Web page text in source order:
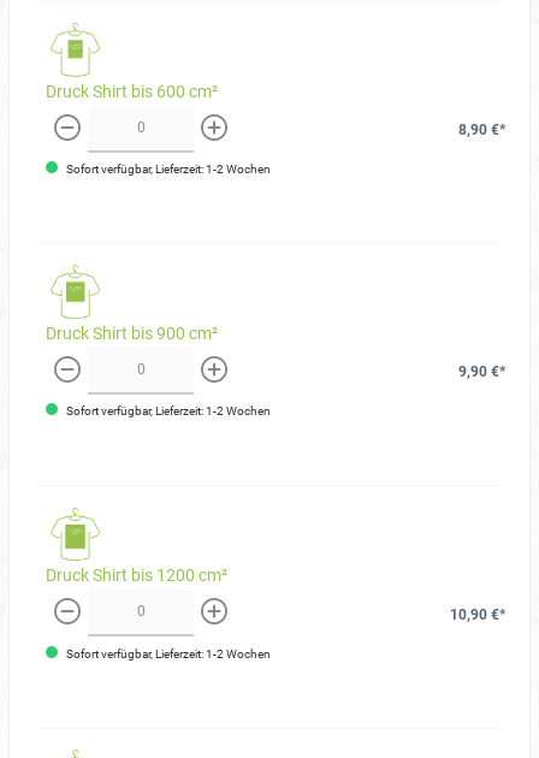
Druck Shirt bis 600 cm²
weniger mehr
8,90 €*
Sofort verfügbar, Lieferzeit: 1-2 Wochen
Druck Shirt bis 900 cm²
weniger mehr
9,90 €*
Sofort verfügbar, Lieferzeit: 1-2 Wochen
Druck Shirt bis 1200 cm²
weniger mehr
10,90 €*
Sofort verfügbar, Lieferzeit: 1-2 Wochen